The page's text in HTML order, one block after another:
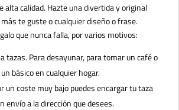
alta calidad. Hazte una divertida y original
te guste o cualquier diseño o frase.
que nunca falla, por varios motivos:
tazas. Para desayunar, para tomar un café o
básico en cualquier hogar.
un coste muy bajo puedes encargar tu taza
envío a la dirección que desees.